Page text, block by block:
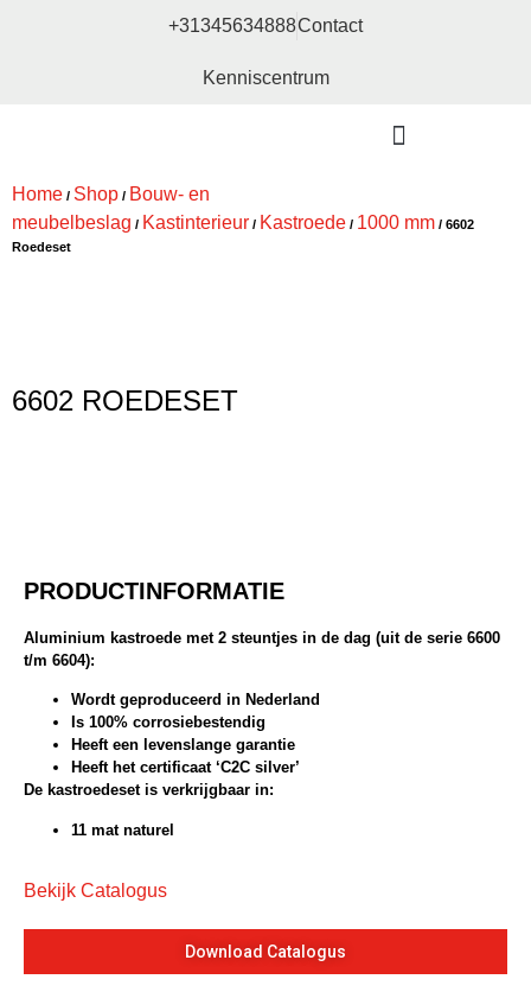
+31345634888Contact
Kenniscentrum
Home / Shop / Bouw- en
meubelbeslag / Kastinterieur / Kastroede / 1000 mm / 6602
Roedeset
6602 ROEDESET
PRODUCTINFORMATIE
Aluminium kastroede met 2 steuntjes in de dag (uit de serie 6600
t/m 6604):
Wordt geproduceerd in Nederland
Is 100% corrosiebestendig
Heeft een levenslange garantie
Heeft het certificaat ‘C2C silver’
De kastroedeset is verkrijgbaar in:
11 mat naturel
Bekijk Catalogus
Download Catalogus